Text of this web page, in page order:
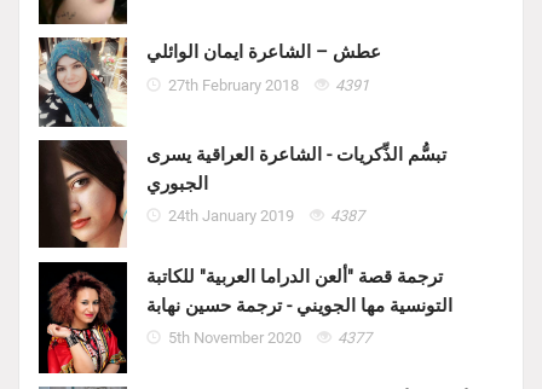
عطش – الشاعرة ايمان الوائلي
27th February 2018 4391
تبسُّم الذِّكريات - الشاعرة العراقية يسرى
الجبوري
24th January 2019 4387
ترجمة قصة "ألعن الدراما العربية" للكاتبة
التونسية مها الجويني - ترجمة حسين نهابة
5th November 2020 4377